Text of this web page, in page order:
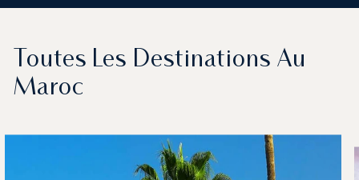
Toutes Les Destinations Au
Maroc